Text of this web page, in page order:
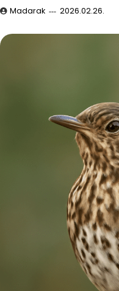
Madarak 2026.02.26.